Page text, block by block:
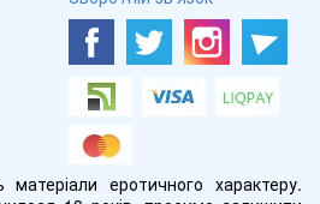
еротичного характеру.